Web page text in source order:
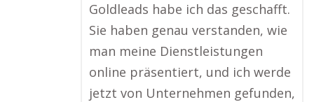
Goldleads habe ich das geschafft.
Sie haben genau verstanden, wie
man meine Dienstleistungen
online präsentiert, und ich werde
jetzt von Unternehmen gefunden,